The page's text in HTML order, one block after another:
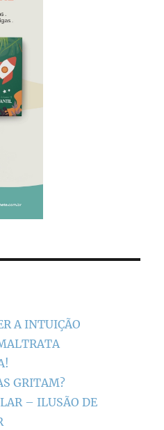
A INTUIÇÃO
GRITAM?
– ILUSÃO DE